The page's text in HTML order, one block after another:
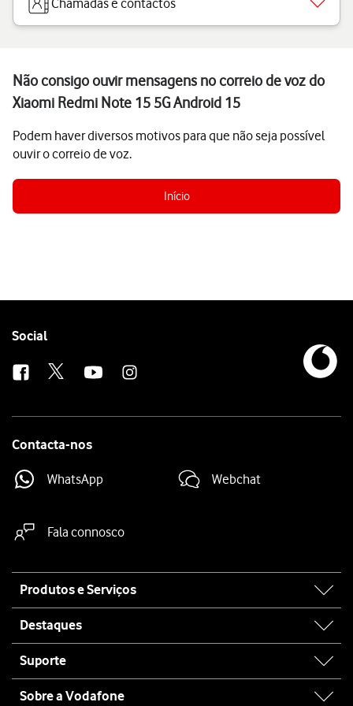
Chamadas e contactos
Não consigo ouvir mensagens no correio de voz do
Xiaomi Redmi Note 15 5G Android 15
Podem haver diversos motivos para que não seja possível
ouvir o correio de voz.
Início
Follow
Social
Contacta-nos
WhatsApp Webchat
Fala connosco
map
Produtos e Serviços
Destaques
Suporte
Sobre a Vodafone